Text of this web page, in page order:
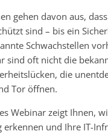
gehen davon aus,
sind – bis ein
Schwachstellen
sind oft nicht die
die
Tor öffnen.
Webinar zeigt Ihnen,
erkennen und Ihre IT-